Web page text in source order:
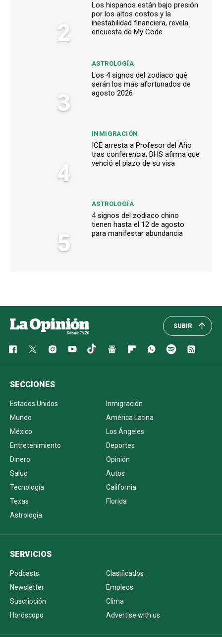
2
Los hispanos están bajo presión
por los altos costos y la
inestabilidad financiera, revela
encuesta de My Code
3
ASTROLOGÍA
Los 4 signos del zodiaco qué
serán los más afortunados de
agosto 2026
4
INMIGRACIÓN
ICE arresta a Profesor del Año
tras conferencia; DHS afirma que
venció el plazo de su visa
5
ASTROLOGÍA
4 signos del zodiaco chino
tienen hasta el 12 de agosto
para manifestar abundancia
SUBIR
SECCIONES
Estados Unidos
Inmigración
Mundo
América Latina
México
Los Ángeles
Entretenimiento
Deportes
Dinero
Opinión
Salud
Autos
Tecnología
California
Texas
Florida
Astrología
SERVICIOS
Podcasts
Clasificados
Newsletter
Empleos
Suscripción
Clima
Horóscopo
Advertise with us